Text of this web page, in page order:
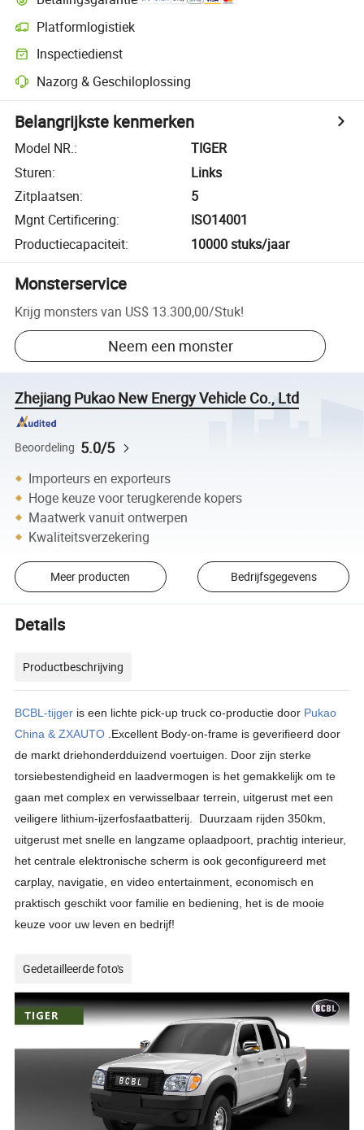
Platformlogistiek
Inspectiedienst
Nazorg & Geschiloplossing
Belangrijkste kenmerken
Model NR.:
TIGER
Sturen:
Links
Zitplaatsen:
5
Mgnt Certificering:
ISO14001
Productiecapaciteit: 10000 stuks/jaar
Monsterservice
Krijg monsters van US$ 13.300,00/Stuk!
Neem een monster
Zhejiang Pukao New Energy Vehicle Co., Ltd
Beoordeling 5.0/5
Importeurs en exporteurs
Hoge keuze voor terugkerende kopers
Maatwerk vanuit ontwerpen
Kwaliteitsverzekering
Meer producten Bedrijfsgegevens
Details
Productbeschrijving
BCBL-tijger is een lichte pick-up truck co-productie door Pukao
China & ZXAUTO .Excellent Body-on-frame is geverifieerd door
de markt driehonderdduizend voertuigen. Door zijn sterke
torsiebestendigheid en laadvermogen is het gemakkelijk om te
gaan met complex en verwisselbaar terrein, uitgerust met een
veiligere lithium-ijzerfosfaatbatterij. Duurzaam rijden 350km,
uitgerust met snelle en langzame oplaadpoort, prachtig interieur,
het centrale elektronische scherm is ook geconfigureerd met
carplay, navigatie, en video entertainment, economisch en
praktisch geschikt voor familie en bediening, het is de mooie
keuze voor uw leven en bedrijf!
Gedetailleerde foto's